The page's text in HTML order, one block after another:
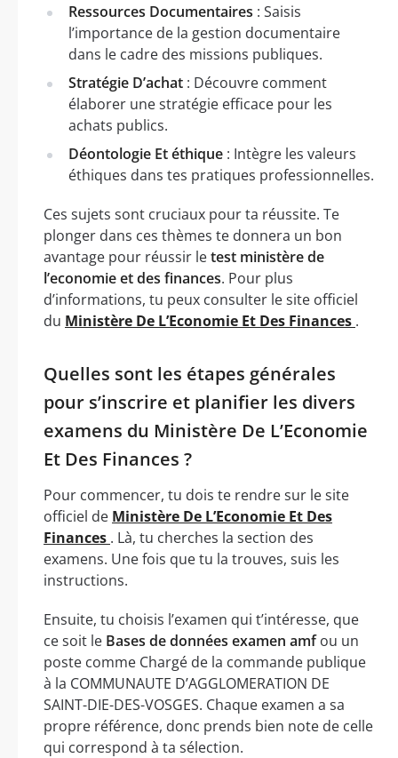
Ressources Documentaires : Saisis
l’importance de la gestion documentaire
dans le cadre des missions publiques.
Stratégie D’achat : Découvre comment
élaborer une stratégie efficace pour les
achats publics.
Déontologie Et éthique : Intègre les valeurs
éthiques dans tes pratiques professionnelles.
Ces sujets sont cruciaux pour ta réussite. Te
plonger dans ces thèmes te donnera un bon
avantage pour réussir letest ministère de
l’economie et des finances. Pour plus
d’informations, tu peux consulter le site officiel
du Ministère De L’Economie Et Des Finances .
Quelles sont les étapes générales
pour s’inscrire et planifier les divers
examens du Ministère De L’Economie
Et Des Finances ?
Pour commencer, tu dois te rendre sur le site
officiel de Ministère De L’Economie Et Des
Finances . Là, tu cherches la section des
examens. Une fois que tu la trouves, suis les
instructions.
Ensuite, tu choisis l’examen qui t’intéresse, que
ce soit le Bases de données examen amfou un
poste comme Chargé de la commande publique
à la COMMUNAUTE D’AGGLOMERATION DE
SAINT-DIE-DES-VOSGES. Chaque examen a sa
propre référence, donc prends bien note de celle
qui correspond à ta sélection.